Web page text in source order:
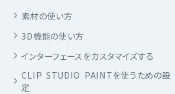
素材の使い方
3D機能の使い方
インターフェースをカスタマイズする
CLIP STUDIO PAINTを使うための設
定